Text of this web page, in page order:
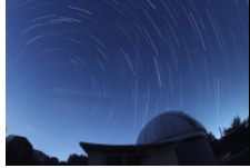
성운